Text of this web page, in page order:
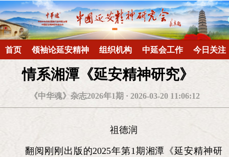
首页 领袖论延安精神 组织机构 中延会工作 今日关注
情系湘潭《延安精神研究》
《中华魂》杂志2026年1期 · 2026-03-20 11:06:12
祖德润
翻阅刚刚出版的2025年第1期湘潭《延安精神研